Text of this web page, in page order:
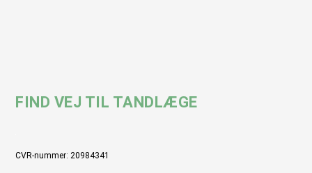
FIND VEJ TIL TANDLÆGE
CVR-nummer: 20984341